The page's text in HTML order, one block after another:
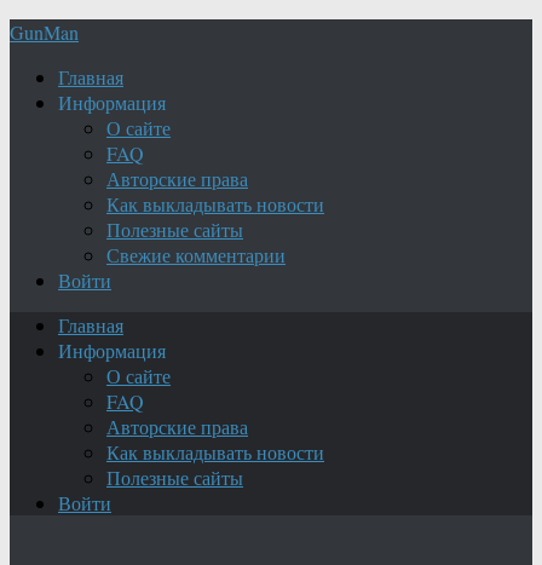
GunMan
Главная
Информация
О сайте
FAQ
Авторские права
Как выкладывать новости
Полезные сайты
Свежие комментарии
Войти
Главная
Информация
О сайте
FAQ
Авторские права
Как выкладывать новости
Полезные сайты
Войти